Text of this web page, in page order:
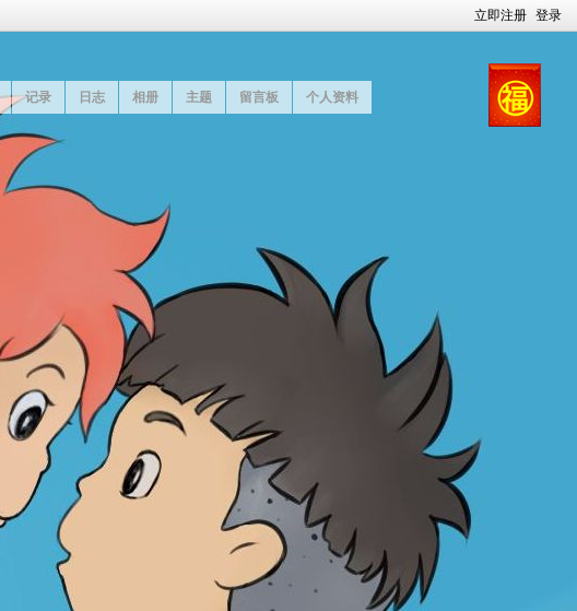
立即注册 登录
记录 日志 相册 主题 留言板 个人资料